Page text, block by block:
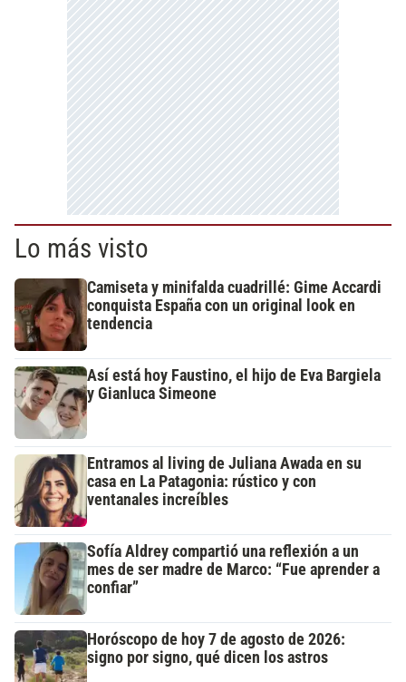
Lo más visto
Camiseta y minifalda cuadrillé: Gime Accardi
conquista España con un original look en
tendencia
Así está hoy Faustino, el hijo de Eva Bargiela
y Gianluca Simeone
Entramos al living de Juliana Awada en su
casa en La Patagonia: rústico y con
ventanales increíbles
Sofía Aldrey compartió una reflexión a un
mes de ser madre de Marco: “Fue aprender a
confiar”
Horóscopo de hoy 7 de agosto de 2026:
signo por signo, qué dicen los astros